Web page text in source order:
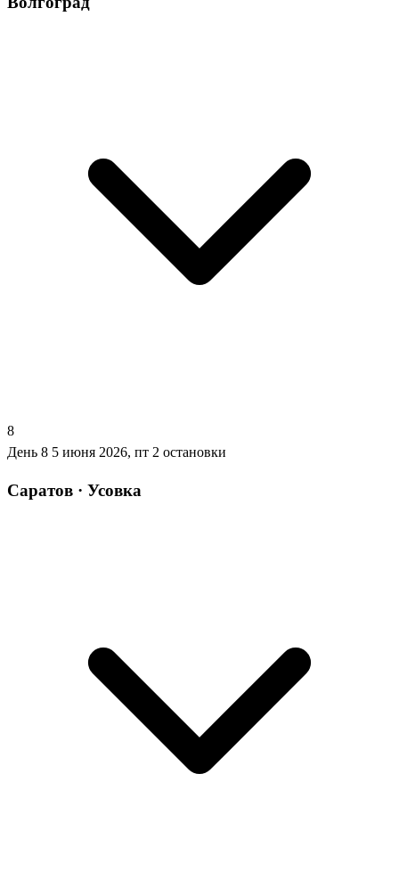
8
День 8 5 июня 2026, пт 2 остановки
Саратов · Усовка